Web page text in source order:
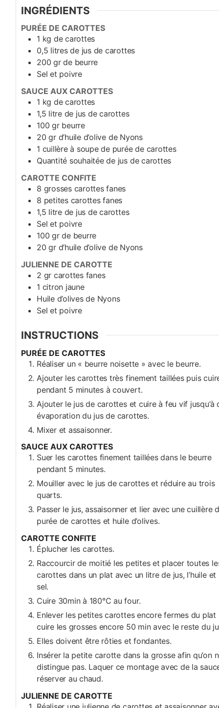
INGRÉDIENTS
PURÉE DE CAROTTES
1 kg de carottes
0,5 litres de jus de carottes
200 gr de beurre
Sel et poivre
SAUCE AUX CAROTTES
1 kg de carottes
1,5 litre de jus de carottes
100 gr beurre
20 gr d’huile d’olive de Nyons
1 cuillère à soupe de purée de carottes
Quantité souhaitée de jus de carottes
CAROTTE CONFITE
8 grosses carottes fanes
8 petites carottes fanes
1,5 litre de jus de carottes
Sel et poivre
100 gr de beurre
20 gr d’huile d’olive de Nyons
JULIENNE DE CAROTTE
2 gr carottes fanes
1 citron jaune
Huile d’olives de Nyons
Sel et poivre
INSTRUCTIONS
PURÉE DE CAROTTES
Réaliser un « beurre noisette » avec le beurre.
Ajouter les carottes très finement taillées puis
pendant 5 minutes à couvert.
Ajouter le jus de carottes et cuire à feu vif jusqu’à
évaporation du jus de carottes.
Mixer et assaisonner.
SAUCE AUX CAROTTES
Suer les carottes finement taillées dans le beurre
pendant 5 minutes.
Mouiller avec le jus de carottes et réduire au trois
quarts.
Passer le jus, assaisonner et lier avec une cuillère
purée de carottes et huile d’olives.
CAROTTE CONFITE
Éplucher les carottes.
Raccourcir de moitié les petites et placer toutes
carottes dans un plat avec un litre de jus, l’huile et
sel.
Cuire 30min à 180°C au four.
Enlever les petites carottes encore fermes du plat
cuire les grosses encore 50 min avec le reste du
Elles doivent être rôties et fondantes.
Insérer la petite carotte dans la grosse afin qu’on
distingue pas. Laquer ce montage avec de la
réserver au chaud.
JULIENNE DE CAROTTE